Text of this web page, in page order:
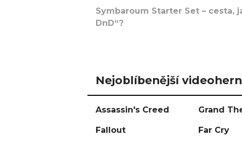
Symbaroum Starter Set – cesta,
DnD“?
Nejoblíbenější
Assassin's Creed Grand
Fallout Far Cry